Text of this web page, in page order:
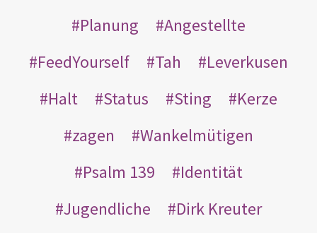
Planung
Angestellte
FeedYourself
Tah
Leverkusen
Halt
Status Sting
Kerze
zagen
Wankelmütigen
Psalm 139
Identität
Jugendliche
Dirk Kreuter